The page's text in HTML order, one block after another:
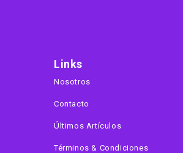
Links
Nosotros
Contacto
Últimos Artículos
Términos & Condiciones